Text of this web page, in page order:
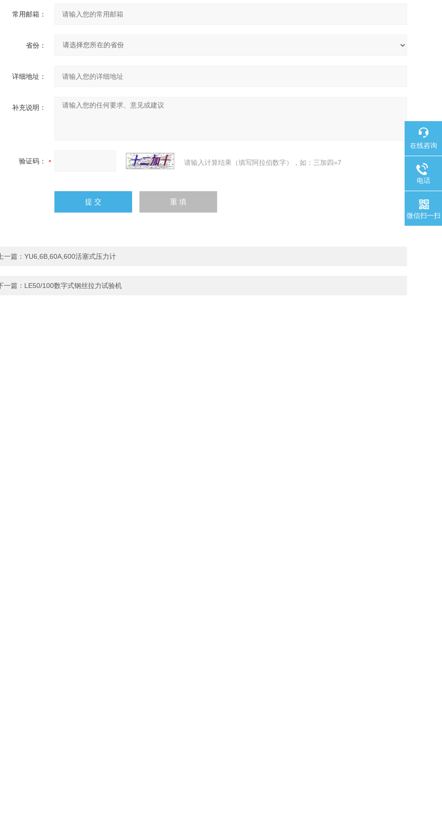
常用邮箱：
省份：
详细地址：
补充说明：
验证码： 请输入计算结果（填写阿拉伯数字），如：三加四=7
上一篇： YU6,6B,60A,600活塞式压力计
一篇： LE50/100数字式钢丝拉力试验机
在线咨询
电话
微信扫一扫